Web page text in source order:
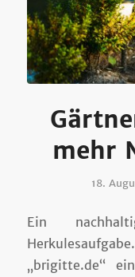
mehr
18.
Ein
„brigitte.de“